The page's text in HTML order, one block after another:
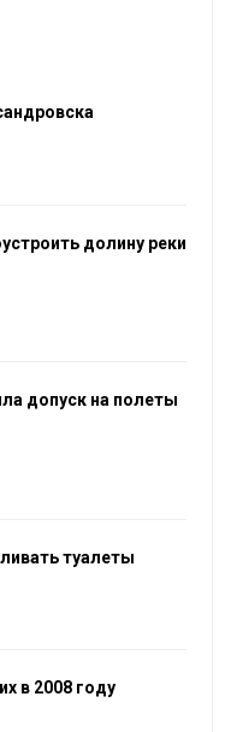
долину реки
допуск на полеты
туалеты
в 2008 году